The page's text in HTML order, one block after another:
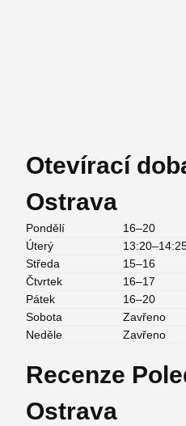
Otevírací
Ostrava
Pondělí
16–20
Úterý
Středa
15–16
Čtvrtek
16–17
Pátek
16–20
Sobota
Zavřeno
Neděle
Zavřeno
Recenze
Ostrava